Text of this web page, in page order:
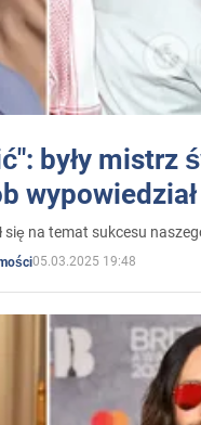
były mistrz
się na temat sukcesu
05.03.2025 19:48